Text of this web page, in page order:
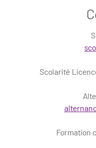
Scolarité
Formation